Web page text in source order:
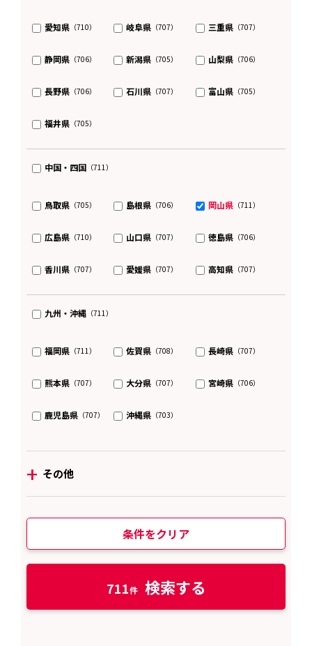
愛知県（710） 岐阜県 （707） 三重県 （707）
静岡県（706） 新潟県 （705） 山梨県 （706）
長野県（706） 石川県 （707） 富山県 （705）
福井県（705）
中国・四国（711）
鳥取県（705） 島根県 （706） 岡山県 （711）
広島県（710） 山口県 （707） 徳島県 （706）
香川県（707） 愛媛県 （707） 高知県 （707）
九州・沖縄（711）
福岡県（711） 佐賀県 （708） 長崎県 （707）
熊本県（707） 大分県 （707） 宮崎県 （706）
鹿児島県（707） 沖縄県 （703）
+ その他
条件をクリア
711 検索する